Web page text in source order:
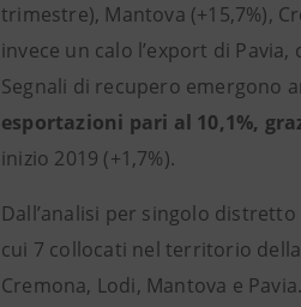
trimestre), Mantova (+15,7%),
invece un calo l’export di
Segnali di recupero emergono
esportazioni pari al 10,1%,
inizio 2019 (+1,7%).
Dall’analisi per singolo
cui 7 collocati nel territorio
Cremona, Lodi, Mantova e